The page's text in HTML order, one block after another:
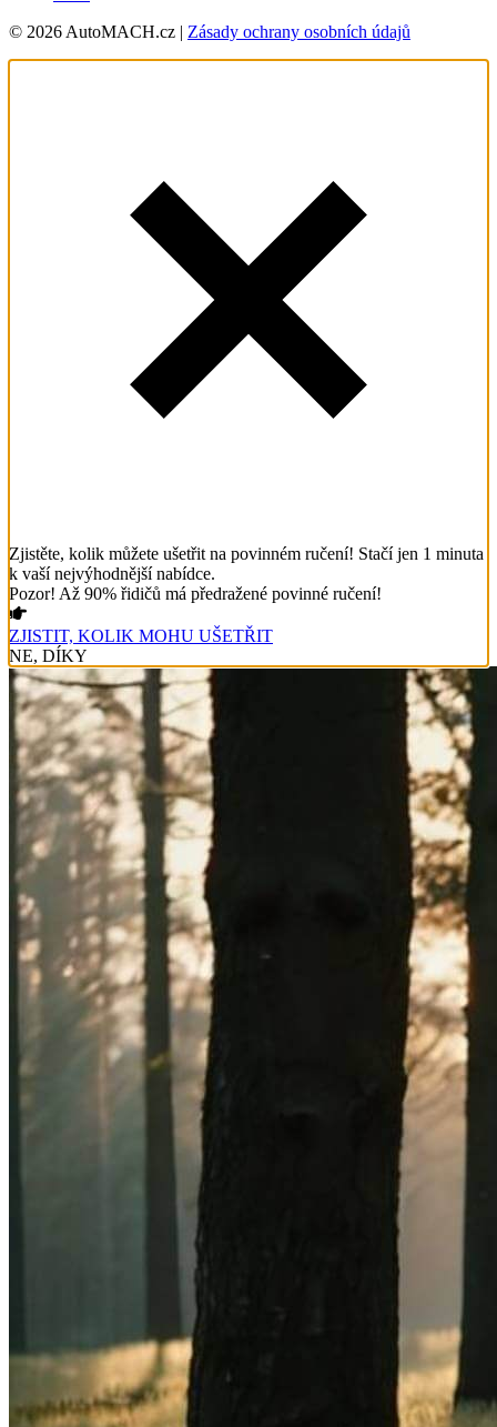
© 2026 AutoMACH.cz | Zásady ochrany osobních údajů
Zjistěte, kolik můžete ušetřit na povinném ručení! Stačí jen 1 minuta
k vaší nejvýhodnější nabídce.
Pozor! Až 90% řidičů má předražené povinné ručení!
ZJISTIT, KOLIK MOHU UŠETŘIT
NE, DÍKY